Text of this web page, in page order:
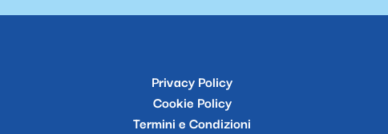
Privacy Policy
Cookie Policy
Termini e Condizioni